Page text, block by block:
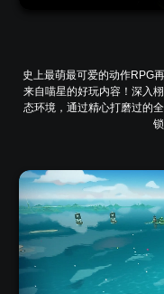
史上最萌最可爱的动作RPG
来自喵星的好玩内容！深入
态环境，通过精心打磨过的